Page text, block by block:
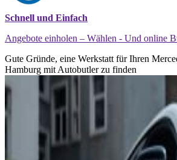
Schnell und Einfach
Angebote einholen – Wählen - Und online
Gute Gründe, eine Werkstatt für Ihren
Hamburg mit Autobutler zu finden